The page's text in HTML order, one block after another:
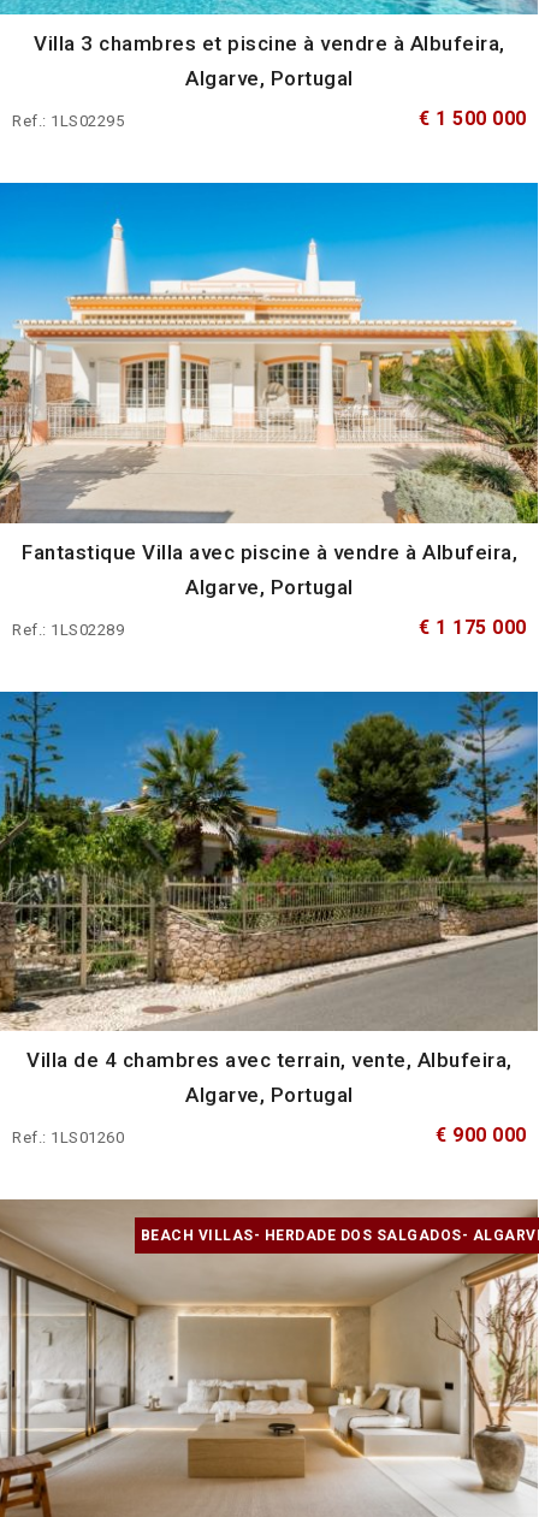
Villa 3 chambres et piscine à vendre à Albufeira,
Algarve, Portugal
Ref.: 1LS02295 € 1 500 000
Fantastique Villa avec piscine à vendre à Albufeira,
Algarve, Portugal
Ref.: 1LS02289 € 1 175 000
Villa de 4 chambres avec terrain, vente, Albufeira,
Algarve, Portugal
Ref.: 1LS01260 € 900 000
BEACH VILLAS- HERDADE DOS SALGADOS-